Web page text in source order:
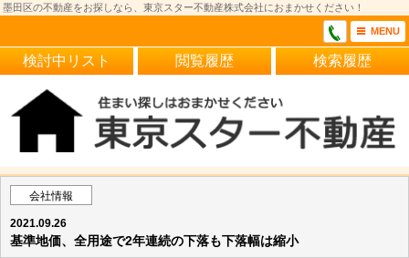
墨田区の不動産をお探しなら、東京スター不動産株式会社におまかせください！
MENU
検討中リスト 閲覧履歴 検索履歴
会社情報
2021.09.26
基準地価、全用途で2年連続の下落も下落幅は縮小